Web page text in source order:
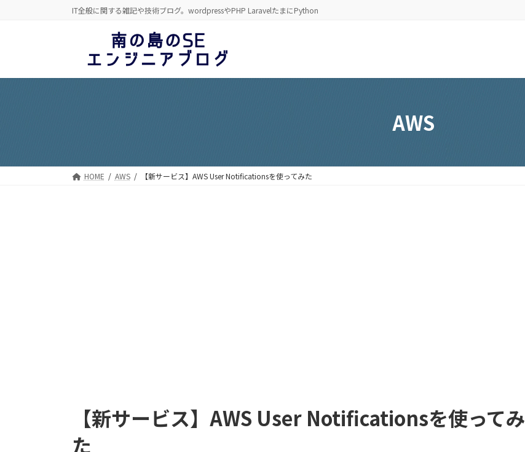
へ
ョ
IT全般に関する雑記や技術ブログ。wordpressやPHP LaravelたまにPython
AWS
HOME AWS 【新サービス】AWS User Notificationsを使ってみた
【新サービス】AWS User Notificationsを使ってみ
た